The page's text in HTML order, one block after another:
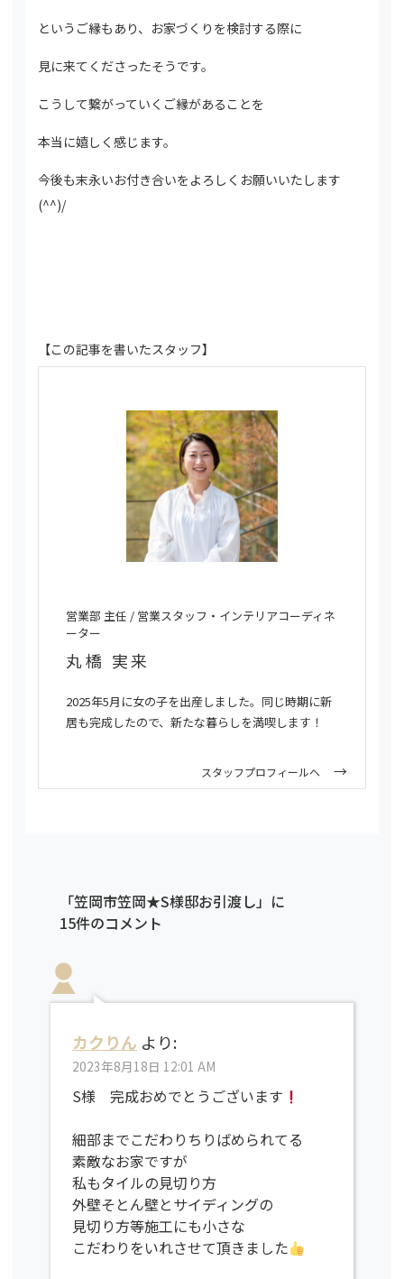
というご縁もあり、お家づくりを検討する際に
見に来てくださったそうです。
こうして繋がっていくご縁があることを
本当に嬉しく感じます。
今後も末永いお付き合いをよろしくお願いいたします
(^^)/
【この記事を書いたスタッフ】
営業部 主任 / 営業スタッフ・インテリアコーディネ
ーター
丸橋 実来
2025年5月に女の子を出産しました。同じ時期に新
居も完成したので、新たな暮らしを満喫します！
スタッフプロフィールへ
「笠岡市笠岡★S様邸お引渡し」に
15件のコメント
カクりん より:
2023年8月18日 12:01 AM
S様 完成おめでとうございます
細部までこだわりちりばめられてる
素敵なお家ですが
私もタイルの見切り方
外壁そとん壁とサイディングの
見切り方等施工にも小さな
こだわりをいれさせて頂きました